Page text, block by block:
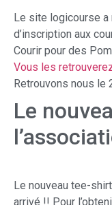
Le site logicourse
d’inscription aux
Courir pour des
Vous les
Retrouvons nous le
Le
Le nouveau tee-
arrivé !! Pour